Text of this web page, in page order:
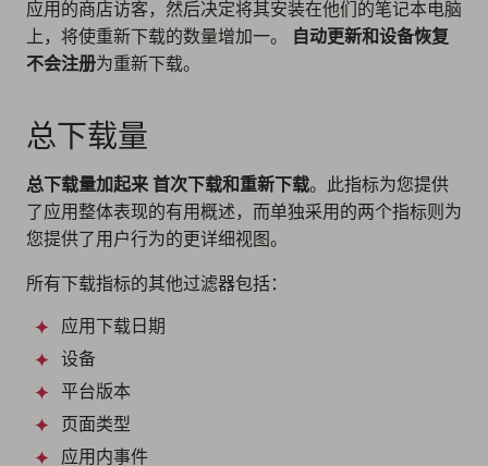
应用的商店访客，然后决定将其安装在他们的笔记本电脑
上，将使重新下载的数量增加一。
自动更新和设备恢复
不会注册为重新下载。
总下载量
总下载量加起来 首次下载和重新下载。此指标为您提供
了应用整体表现的有用概述，而单独采用的两个指标则为
您提供了用户行为的更详细视图。
所有下载指标的其他过滤器包括：
应用下载日期
设备
平台版本
页面类型
应用内事件